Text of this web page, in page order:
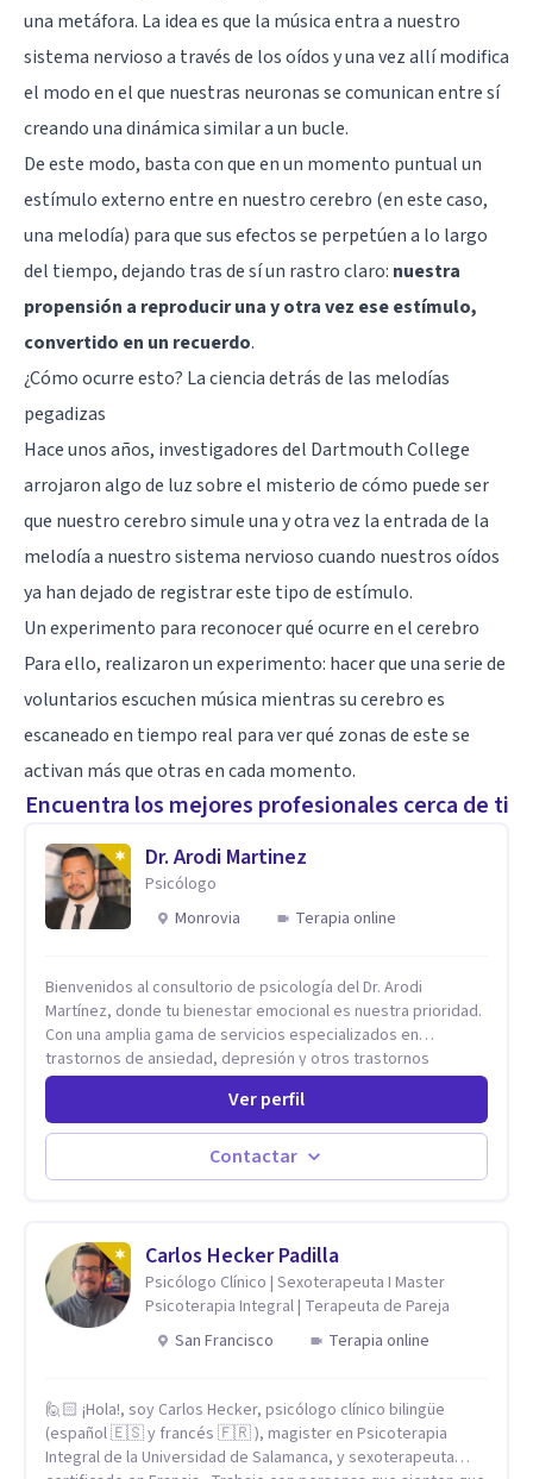
una metáfora. La idea es que la música entra a nuestro
sistema nervioso a través de los oídos y una vez allí modifica
el modo en el que nuestras neuronas se comunican entre sí
creando una dinámica similar a un bucle.
De este modo, basta con que en un momento puntual un
estímulo externo entre en nuestro cerebro (en este caso,
una melodía) para que sus efectos se perpetúen a lo largo
del tiempo, dejando tras de sí un rastro claro: nuestra
propensión a reproducir una y otra vez ese estímulo,
convertido en un recuerdo.
¿Cómo ocurre esto? La ciencia detrás de las melodías
pegadizas
Hace unos años, investigadores del Dartmouth College
arrojaron algo de luz sobre el misterio de cómo puede ser
que nuestro cerebrosimule una y otra vez la entrada de la
melodía a nuestro sistema nervioso cuando nuestros oídos
ya han dejado de registrar este tipo de estímulo.
Un experimento para reconocer qué ocurre en el cerebro
Para ello, realizaron un experimento: hacer que una serie de
voluntarios escuchen música mientras su cerebro es
escaneado en tiempo real para ver qué zonas de este se
activan más que otras en cada momento.
Encuentra los mejores profesionales cerca de ti
Dr. Arodi Martinez
Psicólogo
Monrovia
Terapia online
Bienvenidos al consultorio de psicología del Dr. Arodi
Martínez, donde tu bienestar emocional es nuestra prioridad.
Con una amplia gama de servicios especializados en
trastornos de ansiedad, depresión y otros trastornos
emocionales, estamos dedicados a ofrecerte el mejor
tratamiento para mejorar tu salud mental. En nuestro
consultorio, ofrecemos una variedad de terapias y
tratamientos diseñados para satisfacer tus necesidades
específicas: Terapia para Trastornos de Ansiedad y
para ayudarte a recuperar tu bienestar emocional. Terapia
Individual, de Pareja y Familiar: Trabajamos contigo y tus
seres queridos para fortalecer las relaciones y mejorar la
dinámica familiar. Evaluaciones Psicológicas y Terapias
Especializadas: Terapia cognitivo-conductual Terapia de
Tratamiento de Traumas y Trastornos de Estrés
Postraumático: Ofrecemos apoyo psicológico para ayudarte
a superar experiencias traumáticas y mejorar tu calidad de
Ver perfil
Contactar
Carlos Hecker Padilla
Psicólogo Clínico | Sexoterapeuta I Master
Psicoterapia Integral | Terapeuta de Pareja
San Francisco
Terapia online
🙋🏻 ¡Hola!, soy Carlos Hecker, psicólogo clínico bilingüe
(español 🇪🇸 y francés 🇫🇷 ), magister en Psicoterapia
Integral de la Universidad de Salamanca, y sexoterapeuta